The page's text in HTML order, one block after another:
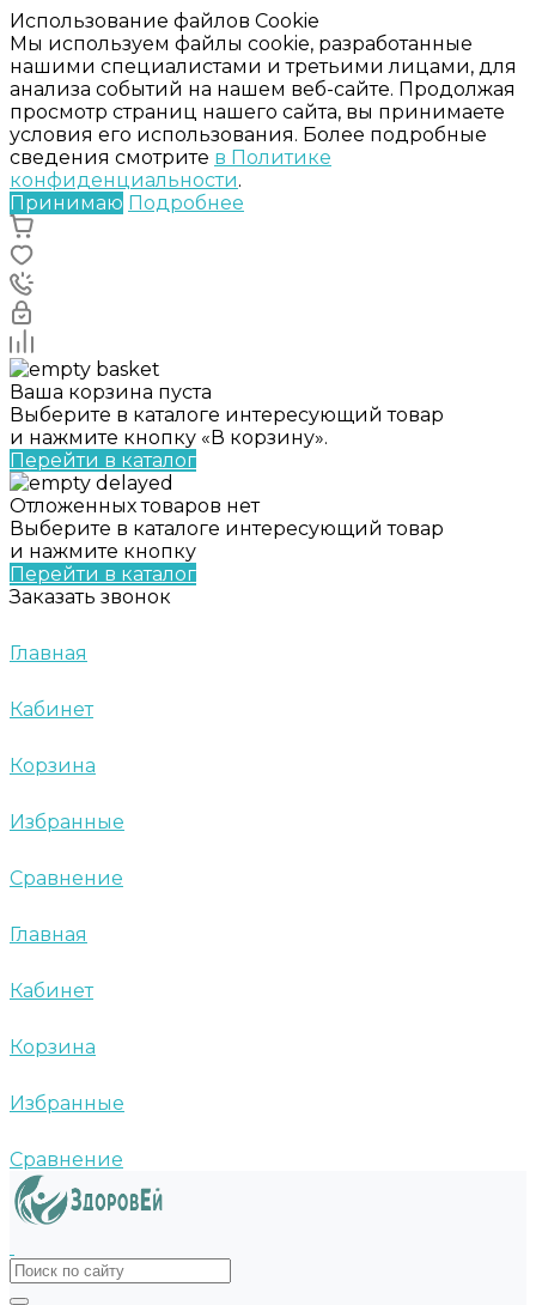
Использование файлов Cookie
Мы используем файлы cookie, разработанные
нашими специалистами и третьими лицами, для
анализа событий на нашем веб-сайте. Продолжая
просмотр страниц нашего сайта, вы принимаете
условия его использования. Более подробные
сведения смотрите в Политике
конфиденциальности.
Принимаю Подробнее
Ваша корзина пуста
Выберите в каталоге интересующий товар
и нажмите кнопку «В корзину».
Перейти в каталог
Отложенных товаров нет
Выберите в каталоге интересующий товар
и нажмите кнопку
Перейти в каталог
Заказать звонок
Главная
Кабинет
Корзина
Избранные
Сравнение
Главная
Кабинет
Корзина
Избранные
Сравнение